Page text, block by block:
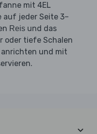
mit 4EL
auf jeder Seite 3–
Reis und das
oder tiefe Schalen
und mit